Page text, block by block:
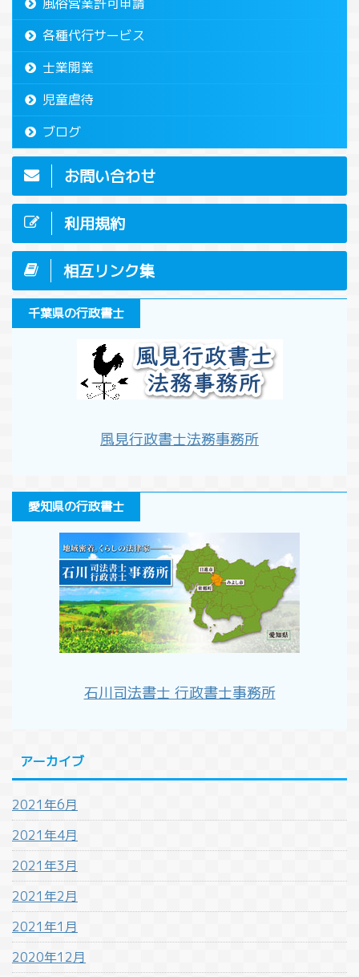
各種代行サービス
士業開業
児童虐待
ブログ
お問い合わせ
利用規約
相互リンク集
千葉県の行政書士
風見行政書士法務事務所
愛知県の行政書士
石川司法書士 行政書士事務所
アーカイブ
2021年6月
2021年4月
2021年3月
2021年2月
2021年1月
2020年12月